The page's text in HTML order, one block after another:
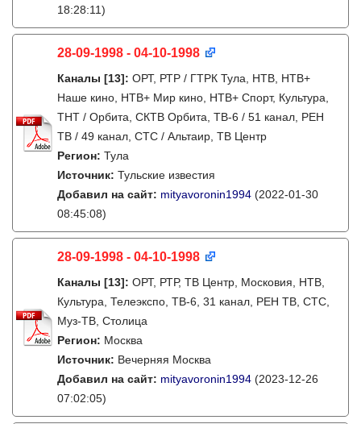
18:28:11)
28-09-1998 - 04-10-1998
Каналы [13]: ОРТ, РТР / ГТРК Тула, НТВ, НТВ+
Наше кино, НТВ+ Мир кино, НТВ+ Спорт, Культура,
ТНТ / Орбита, СКТВ Орбита, ТВ-6 / 51 канал, РЕН
ТВ / 49 канал, СТС / Альтаир, ТВ Центр
Регион: Тула
Источник: Тульские известия
Добавил на сайт: mityavoronin1994 (2022-01-30
08:45:08)
28-09-1998 - 04-10-1998
Каналы [13]: ОРТ, РТР, ТВ Центр, Московия, НТВ,
Культура, Телеэкспо, ТВ-6, 31 канал, РЕН ТВ, СТС,
Муз-ТВ, Столица
Регион: Москва
Источник: Вечерняя Москва
Добавил на сайт: mityavoronin1994 (2023-12-26
07:02:05)